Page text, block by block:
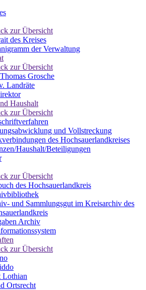
zur Übersicht
des Kreises
der Verwaltung
zur Übersicht
Grosche
Landräte
Haushalt
zur Übersicht
und Vollstreckung
des Hochsauerlandkreises
Haushalt/Beteiligungen
zur Übersicht
des Hochsauerlandkreis
und Sammlungsgut im Kreisarchiv des
Archiv
zur Übersicht
Lothian
Ortsrecht